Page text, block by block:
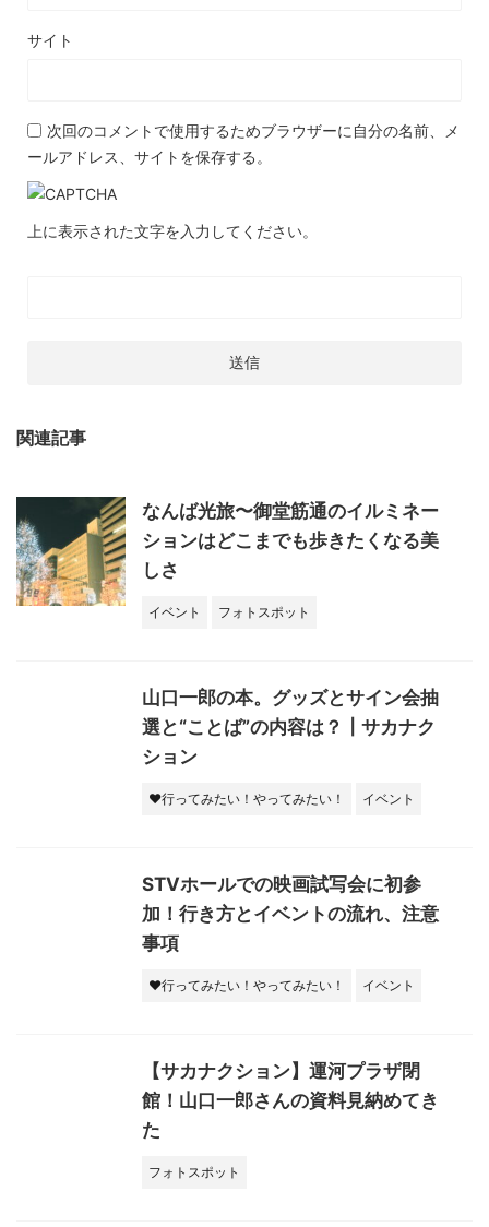
サイト
次回のコメントで使用するためブラウザーに自分の名前、メ
ールアドレス、サイトを保存する。
上に表示された文字を入力してください。
関連記事
なんば光旅〜御堂筋通のイルミネー
ションはどこまでも歩きたくなる美
しさ
イベント フォトスポット
山口一郎の本。グッズとサイン会抽
選と“ことば”の内容は？┃サカナク
ション
♥行ってみたい！やってみたい！ イベント
STVホールでの映画試写会に初参
加！行き方とイベントの流れ、注意
事項
♥行ってみたい！やってみたい！ イベント
【サカナクション】運河プラザ閉
館！山口一郎さんの資料見納めてき
た
フォトスポット